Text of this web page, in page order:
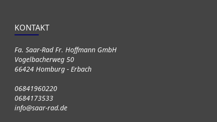
KONTAKT
Fa. Saar-Rad Fr. Hoffmann GmbH
Vogelbacherweg 50
66424 Homburg - Erbach
06841960220
0684173533
info@saar-rad.de